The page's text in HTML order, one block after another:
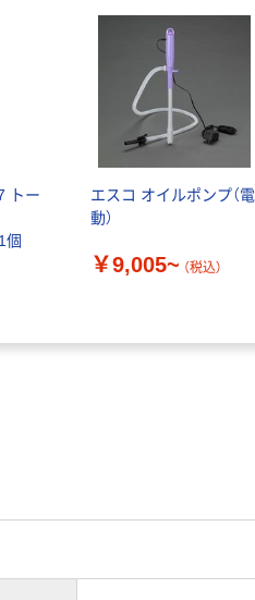
トー
個
エスコ オイルポンプ（電
動）
￥9,005~ （税込）